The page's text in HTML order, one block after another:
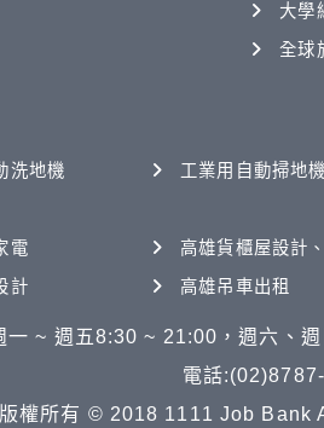
大學
全球
洗地機 工業用自動掃地機
電
高雄貨櫃屋設計
計
高雄吊車出租
一 ~ 週五8:30 ~ 21:00，週六、
電話
權所有 © 2018 1111 Job